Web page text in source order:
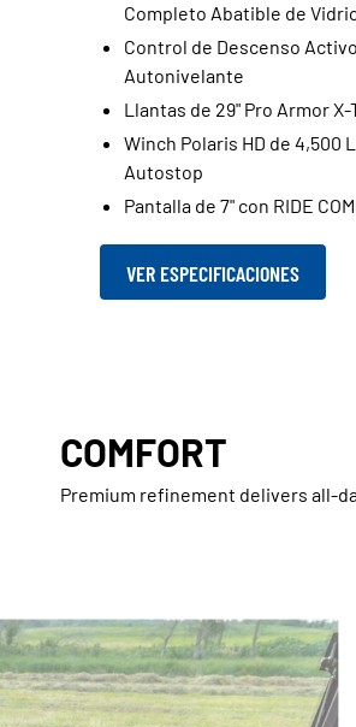
Completo Abatible de
Control de Descenso
Autonivelante
Llantas de 29" Pro Armor
Winch Polaris HD de 4,500
Autostop
Pantalla de 7" con RIDE
VER ESPECIFICACIONES
COMFORT
Premium refinement delivers all-